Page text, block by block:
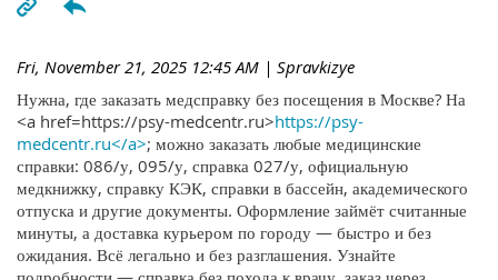
Fri, November 21, 2025 12:45 AM | Spravkizye
Нужна, где заказать медсправку без посещения в Москве? На
<a href=https://psy-medcentr.ru>https://psy-
medcentr.ru</a>; можно заказать любые медицинские
справки: 086/у, 095/у, справка 027/у, официальную
медкнижку, справку КЭК, справки в бассейн, академического
отпуска и другие документы. Оформление займёт считанные
минуты, а доставка курьером по городу — быстро и без
ожидания. Всё легально и без разглашения. Узнайте